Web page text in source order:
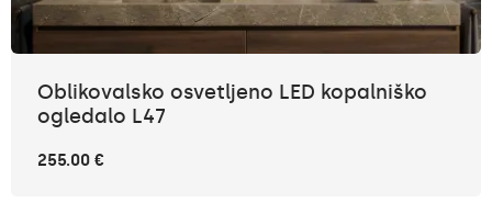
Oblikovalsko osvetljeno LED kopalniško
ogledalo L47
255.00 €